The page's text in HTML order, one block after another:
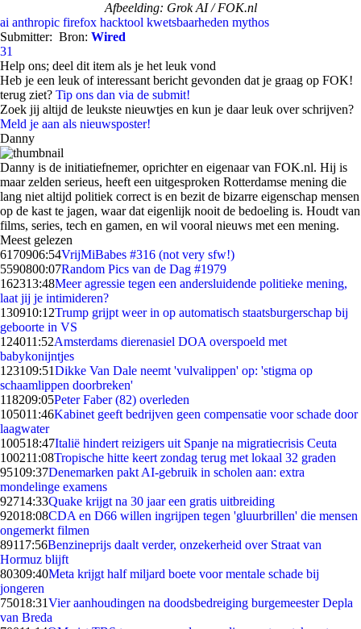
Afbeelding: Grok AI / FOK.nl
ai anthropic firefox hacktool kwetsbaarheden mythos
Submitter: Bron: Wired
31
Help ons; deel dit item als je het leuk vond
Heb je een leuk of interessant bericht gevonden dat je graag op FOK!
terug ziet? Tip ons dan via de submit!
Zoek jij altijd de leukste nieuwtjes en kun je daar leuk over schrijven?
Meld je aan als nieuwsposter!
Danny
Danny is de initiatiefnemer, oprichter en eigenaar van FOK.nl. Hij is
maar zelden serieus, heeft een uitgesproken Rotterdamse mening die
lang niet altijd politiek correct is en bezit de bizarre eigenschap mensen
op de kast te jagen, waar dat eigenlijk nooit de bedoeling is. Houdt van
films, series, tech en gamen, en wil vooral nieuws met een mening.
Meest gelezen
6170906:54VrijMiBabes #316 (not very sfw!)
5590800:07Random Pics van de Dag #1979
162313:48Meer agressie tegen een andersluidende politieke mening,
laat jij je intimideren?
130910:12Trump grijpt weer in op automatisch staatsburgerschap bij
geboorte in VS
124011:52Amsterdams dierenasiel DOA overspoeld met
babykonijntjes
123109:51Dikke Van Dale neemt 'vulvalippen' op: 'stigma op
schaamlippen doorbreken'
118209:05Peter Faber (82) overleden
105011:46Kabinet geeft bedrijven geen compensatie voor schade door
laagwater
100518:47Italië hindert reizigers uit Spanje na migratiecrisis Ceuta
100211:08Tropische hitte keert zondag terug met lokaal 32 graden
95109:37Denemarken pakt AI-gebruik in scholen aan: extra
mondelinge examens
92714:33Quake krijgt na 30 jaar een gratis uitbreiding
92018:08CDA en D66 willen ingrijpen tegen 'gluurbrillen' die mensen
ongemerkt filmen
89117:56Benzineprijs daalt verder, onzekerheid over Straat van
Hormuz blijft
80309:40Meta krijgt half miljard boete voor mentale schade bij
jongeren
75018:31Vier aanhoudingen na doodsbedreiging burgemeester Depla
van Breda